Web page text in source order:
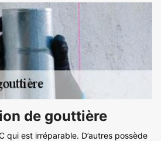
de gouttière
qui est irréparable. D’autres possède